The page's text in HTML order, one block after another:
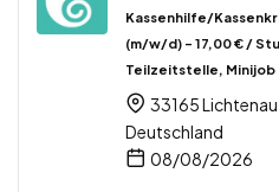
Kassenhilfe/
(m/w/d) – 17,00 € /
Teilzeitstelle, Minijob
33165
Deutschland
08/08/2026